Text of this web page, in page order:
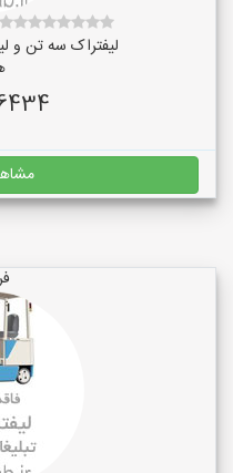
لیفتراک سه تن و